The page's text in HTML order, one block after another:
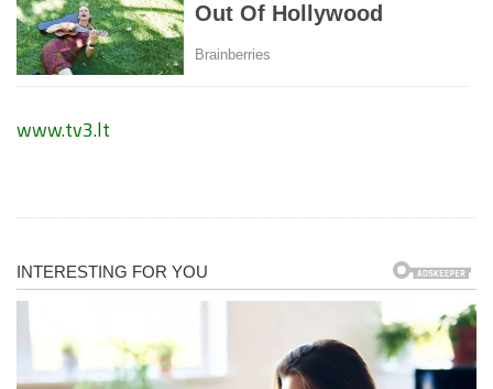
www.tv3.lt